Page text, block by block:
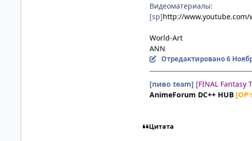
Видеоматериалы:
[sp]http://www.youtube.com/
World-Art
ANN
Отредактировано6
[пиво team] [FINAL Fantasy
AnimeForum DC++ HUB
Цитата